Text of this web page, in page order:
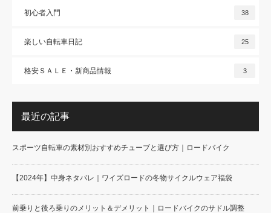
初心者入門 38
楽しい自転車日記 25
格安ＳＡＬＥ・新商品情報 3
最近の記事
スポーツ自転車の素材別おすすめチューブと選び方｜ロードバイク
【2024年】中身ネタバレ｜ワイズロードの冬物サイクルウェア福袋
前乗りと後ろ乗りのメリット＆デメリット｜ロードバイクのサドル調整